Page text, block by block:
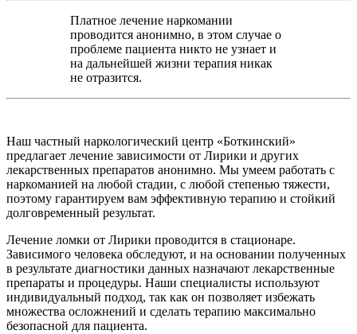
Платное лечение наркомании
проводится анонимно, в этом случае о
проблеме пациента никто не узнает и
на дальнейшей жизни терапия никак
не отразится.
Наш частный наркологический центр «Боткинский»
предлагает лечение зависимости от Лирики и других
лекарственных препаратов анонимно. Мы умеем работать с
наркоманией на любой стадии, с любой степенью тяжести,
поэтому гарантируем вам эффективную терапию и стойкий
долговременный результат.
Лечение ломки от Лирики проводится в стационаре.
Зависимого человека обследуют, и на основании полученных
в результате диагностики данных назначают лекарственные
препараты и процедуры. Наши специалисты используют
индивидуальный подход, так как он позволяет избежать
множества осложнений и сделать терапию максимально
безопасной для пациента.